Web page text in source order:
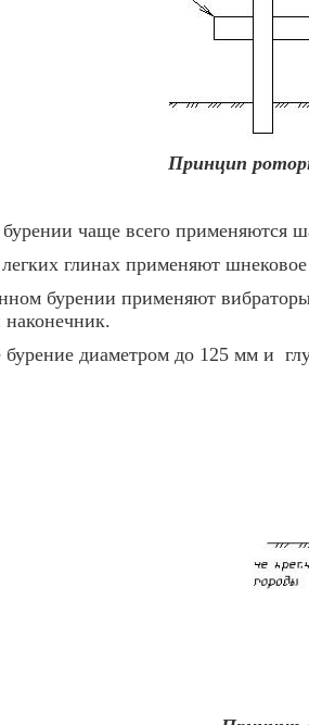
Принцип
чаще всего применяются
глинах применяют
бурении применяют
диаметром до 125 мм и